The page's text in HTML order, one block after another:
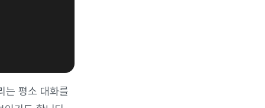
는 평소 대화를